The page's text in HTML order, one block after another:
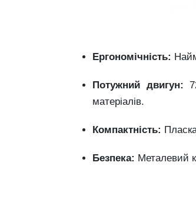
Ергономічність:
Потужний двигун:
матеріалів.
Компактність:
Безпека: Металевий